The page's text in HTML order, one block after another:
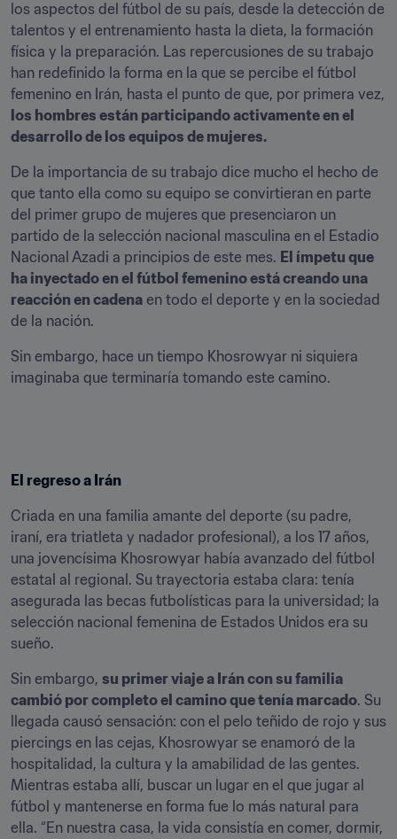
los aspectos del fútbol de su país, desde la detección de
talentos y el entrenamiento hasta la dieta, la formación
física y la preparación. Las repercusiones de su trabajo
han redefinido la forma en la que se percibe el fútbol
los hombres están participando activamente en el
desarrollo de los equipos de mujeres.
De la importancia de su trabajo dice mucho el hecho de
que tanto ella como su equipo se convirtieran en parte
del primer grupo de mujeres que presenciaron un
partido de la selección nacional masculina en el Estadio
Nacional Azadi a principios de este mes. El ímpetu que
ha inyectado en el fútbol femenino está creando una
reacción en cadena en todo el deporte y en la sociedad
de la nación.
Sin embargo, hace un tiempo Khosrowyar ni siquiera
imaginaba que terminaría tomando este camino.
El regreso a Irán
Criada en una familia amante del deporte (su padre,
iraní, era triatleta y nadador profesional), a los 17 años,
una jovencísima Khosrowyar había avanzado del fútbol
estatal al regional. Su trayectoria estaba clara: tenía
asegurada las becas futbolísticas para la universidad; la
selección nacional femenina de Estados Unidos era su
sueño.
Sin embargo, su primer viaje a Irán con su familia
cambió por completo el camino que tenía marcado. Su
llegada causó sensación: con el pelo teñido de rojo y sus
piercings en las cejas, Khosrowyar se enamoró de la
hospitalidad, la cultura y la amabilidad de las gentes.
Mientras estaba allí, buscar un lugar en el que jugar al
fútbol y mantenerse en forma fue lo más natural para
ella. “En nuestra casa, la vida consistía en comer, dormir,